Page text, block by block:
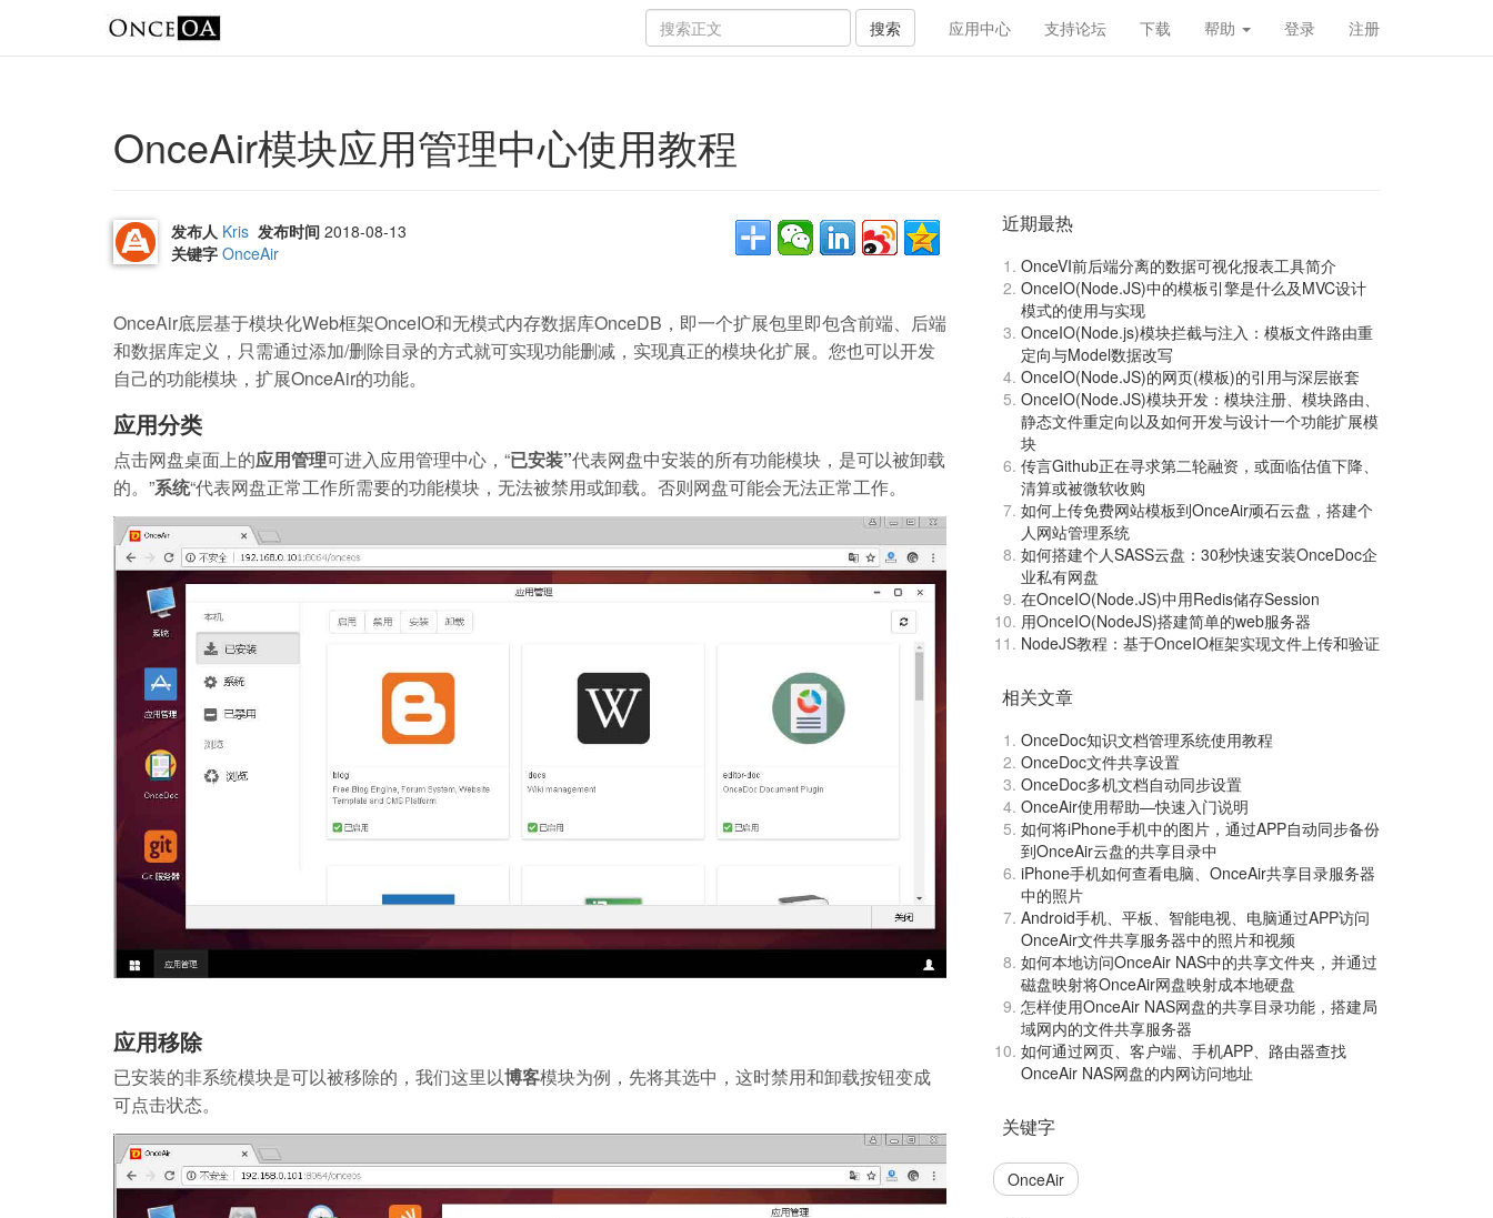
应用中心 支持论坛 下载 帮助 登录 注册
搜索
OnceAir模块应用管理中心使用教程
发布人 Kris 发布时间 2018-08-13
关键字 OnceAir
OnceAir底层基于模块化Web框架OnceIO和无模式内存数据库OnceDB，即一个扩展包里即包含前端、后端
和数据库定义，只需通过添加/删除目录的方式就可实现功能删减，实现真正的模块化扩展。您也可以开发
自己的功能模块，扩展OnceAir的功能。
应用分类
点击网盘桌面上的应用管理可进入应用管理中心，“已安装”代表网盘中安装的所有功能模块，是可以被卸载
的。”系统“代表网盘正常工作所需要的功能模块，无法被禁用或卸载。否则网盘可能会无法正常工作。
应用移除
已安装的非系统模块是可以被移除的，我们这里以博客模块为例，先将其选中，这时禁用和卸载按钮变成
可点击状态。
近期最热
OnceVI前后端分离的数据可视化报表工具简介
OnceIO(Node.JS)中的模板引擎是什么及MVC设计
模式的使用与实现
OnceIO(Node.js)模块拦截与注入：模板文件路由重
定向与Model数据改写
OnceIO(Node.JS)的网页(模板)的引用与深层嵌套
OnceIO(Node.JS)模块开发：模块注册、模块路由、
静态文件重定向以及如何开发与设计一个功能扩展模
块
传言Github正在寻求第二轮融资，或面临估值下降、
清算或被微软收购
如何上传免费网站模板到OnceAir顽石云盘，搭建个
人网站管理系统
如何搭建个人SASS云盘：30秒快速安装OnceDoc企
业私有网盘
在OnceIO(Node.JS)中用Redis储存Session
用OnceIO(NodeJS)搭建简单的web服务器
NodeJS教程：基于OnceIO框架实现文件上传和验证
相关文章
OnceDoc知识文档管理系统使用教程
OnceDoc文件共享设置
OnceDoc多机文档自动同步设置
OnceAir使用帮助—快速入门说明
如何将iPhone手机中的图片，通过APP自动同步备份
到OnceAir云盘的共享目录中
iPhone手机如何查看电脑、OnceAir共享目录服务器
中的照片
Android手机、平板、智能电视、电脑通过APP访问
OnceAir文件共享服务器中的照片和视频
如何本地访问OnceAir NAS中的共享文件夹，并通过
磁盘映射将OnceAir网盘映射成本地硬盘
怎样使用OnceAir NAS网盘的共享目录功能，搭建局
域网内的文件共享服务器
如何通过网页、客户端、手机APP、路由器查找
OnceAir NAS网盘的内网访问地址
关键字
OnceAir